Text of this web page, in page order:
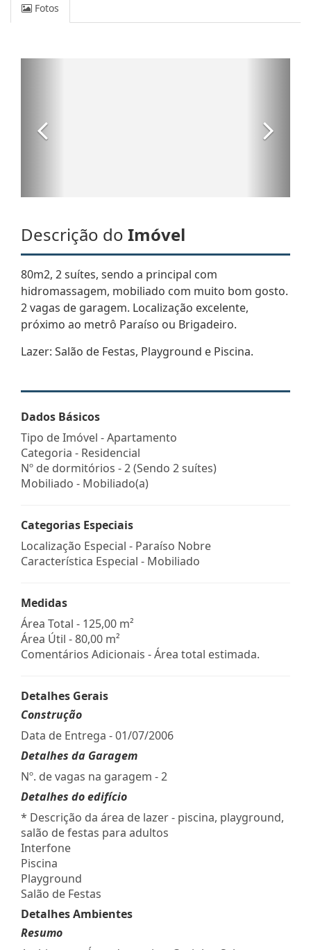
Fotos
Descrição do Imóvel
80m2, 2 suítes, sendo a principal com
hidromassagem, mobiliado com muito bom gosto.
2 vagas de garagem. Localização excelente,
próximo ao metrô Paraíso ou Brigadeiro.
Lazer: Salão de Festas, Playground e Piscina.
Dados Básicos
Tipo de Imóvel - Apartamento
Categoria - Residencial
Nº de dormitórios - 2 (Sendo 2 suítes)
Mobiliado - Mobiliado(a)
Categorias Especiais
Localização Especial - Paraíso Nobre
Característica Especial - Mobiliado
Medidas
Área Total - 125,00 m²
Área Útil - 80,00 m²
Comentários Adicionais - Área total estimada.
Detalhes Gerais
Construção
Data de Entrega - 01/07/2006
Detalhes da Garagem
Nº. de vagas na garagem - 2
Detalhes do edifício
* Descrição da área de lazer - piscina, playground,
salão de festas para adultos
Interfone
Piscina
Playground
Salão de Festas
Detalhes Ambientes
Resumo